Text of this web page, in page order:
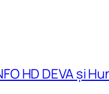
HD DEVA și